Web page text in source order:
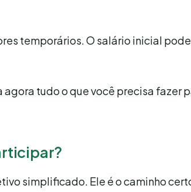
temporários. O salário inicial
tudo o que você precisa fazer
simplificado. Ele é o caminho